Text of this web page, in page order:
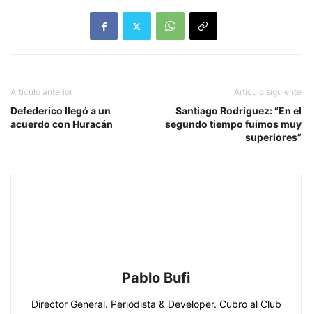
Artículo anterior
Defederico llegó a un
acuerdo con Huracán
Artículo siguiente
Santiago Rodríguez: “En el
segundo tiempo fuimos muy
superiores”
Pablo Bufi
Director General. Periodista & Developer. Cubro al Club